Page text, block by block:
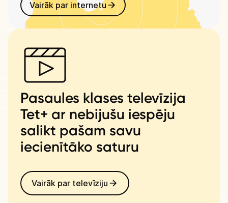
Pasaules klases televīzija
Tet+ ar nebijušu iespēju
salikt pašam savu
iecienītāko saturu
Vairāk par televīziju
Vairāk par internetu